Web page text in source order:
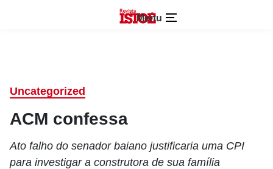
Menu
Uncategorized
ACM confessa
Ato falho do senador baiano justificaria uma CPI
para investigar a construtora de sua família